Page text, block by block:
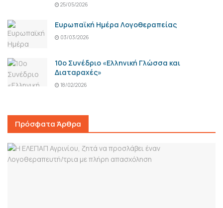
25/05/2026
Ευρωπαϊκή Ημέρα Λογοθεραπείας
03/03/2026
10ο Συνέδριο «Ελληνική Γλώσσα και
Διαταραχές»
18/02/2026
Πρόσφατα Άρθρα